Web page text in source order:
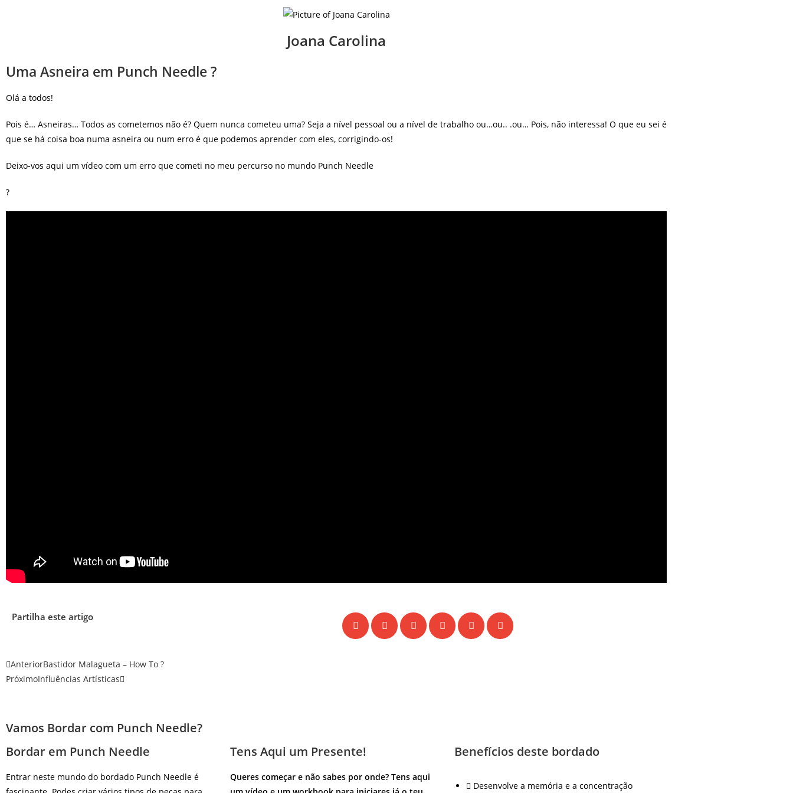
Joana Carolina
Uma Asneira em Punch Needle ?
Olá a todos!
Pois é… Asneiras… Todos as cometemos não é? Quem nunca cometeu uma? Seja a nível pessoal ou a nível de trabalho ou…ou.. .ou… Pois, não interessa! O que eu sei é
que se há coisa boa numa asneira ou num erro é que podemos aprender com eles, corrigindo-os!
Deixo-vos aqui um vídeo com um erro que cometi no meu percurso no mundo Punch Needle
?
Partilha este artigo
AnteriorBastidor Malagueta – How To ?️
PróximoInfluências Artísticas
Vamos Bordar com Punch Needle?
Bordar em Punch Needle
Entrar neste mundo do bordado Punch Needle é
Tens Aqui um Presente!
Queres começar e não sabes por onde? Tens aqui
Benefícios deste bordado
Desenvolve a memória e a concentração